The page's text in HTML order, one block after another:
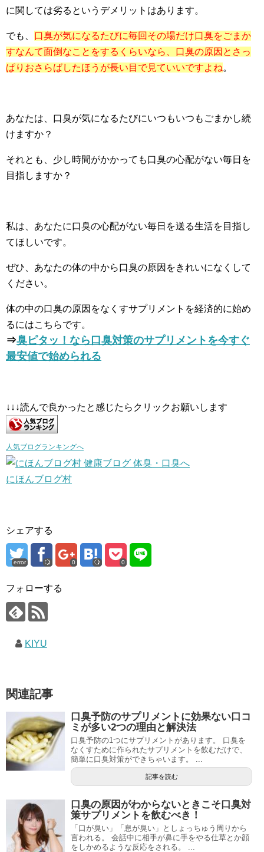
に関しては劣るというデメリットはあります。
でも、 口臭が気になるたびに毎回その場だけ口臭をごまか
すなんて面倒なことをするくらいなら、口臭の原因とさっ
ぱりおさらばしたほうが長い目で見ていいですよね。
あなたは、口臭が気になるたびにいつもいつもごまかし続
けますか？
それとも、少し時間がかかっても口臭の心配がない毎日を
目指しますか？
私は、あなたに口臭の心配がない毎日を送る生活を目指し
てほしいです。
ぜひ、あなたの体の中から口臭の原因をきれいになくして
ください。
体の中の口臭の原因をなくすサプリメントを経済的に始め
るにはこちらです。
⇒臭ピタッ！なら口臭対策のサプリメントを今すぐ
最安値で始められる
↓↓↓読んで良かったと感じたらクリックお願いします
人気ブログランキングへ
にほんブログ村
シェアする
error 0 0
フォローする
KIYU
関連記事
口臭予防のサプリメントに効果ない口コ
ミが多い2つの理由と解決法
口臭予防の1つにサプリメントがあります。 口臭を
なくすために作られたサプリメントを飲むだけで、
簡単に口臭対策ができちゃいます。 ...
記事を読む
口臭の原因がわからないときこそ口臭対
策サプリメントを飲むべき！
「口が臭い」「息が臭い」としょっちゅう周りから
言われる。 会話中に相手が鼻に手をやる仕草とか顔
をしかめるような反応をされる。 ...